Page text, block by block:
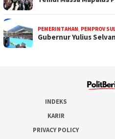
PEMERINTAHAN, PEMPROV
Gubernur Yulius
INDEKS
KARIR
PRIVACY POLICY